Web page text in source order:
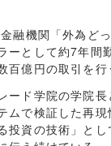
融機関「外為ど
ーとして約7年間
百億円の取引を行
ード学院の学院
ムで検証した再
投資の技術」と